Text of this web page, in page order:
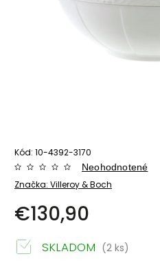
Kód: 10-4392-3170
Značka: Villeroy & Boch
Neohodnotené
€130,90
SKLADOM (2 ks)